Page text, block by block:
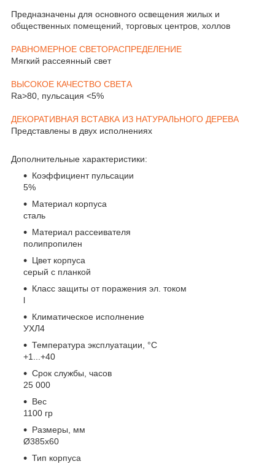
Предназначены для основного освещения жилых и
общественных помещений, торговых центров, холлов
РАВНОМЕРНОЕ СВЕТОРАСПРЕДЕЛЕНИЕ
Мягкий рассеянный свет
ВЫСОКОЕ КАЧЕСТВО СВЕТА
Ra>80, пульсация <5%
ДЕКОРАТИВНАЯ ВСТАВКА ИЗ НАТУРАЛЬНОГО ДЕРЕВА
Представлены в двух исполнениях
Дополнительные характеристики:
Коэффициент пульсации
5%
Материал корпуса
сталь
Материал рассеивателя
полипропилен
Цвет корпуса
серый с планкой
Класс защиты от поражения эл. током
l
Климатическое исполнение
УХЛ4
Температура эксплуатации, °С
+1...+40
Срок службы, часов
25 000
Вес
1100 гр
Размеры, мм
Ø385х60
Тип корпуса